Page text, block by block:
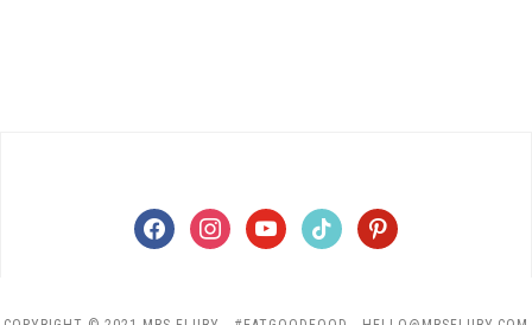
facebookinstagramyoutubetiktok pinterest